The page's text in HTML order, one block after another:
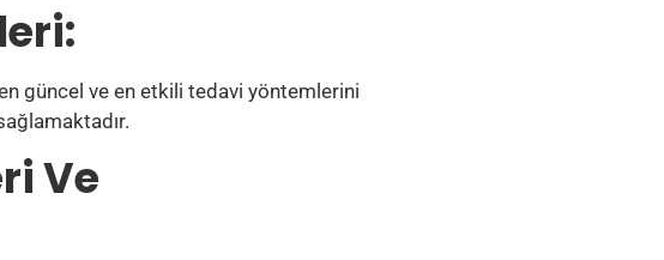
güncel ve en etkili tedavi yöntemlerini
Ve